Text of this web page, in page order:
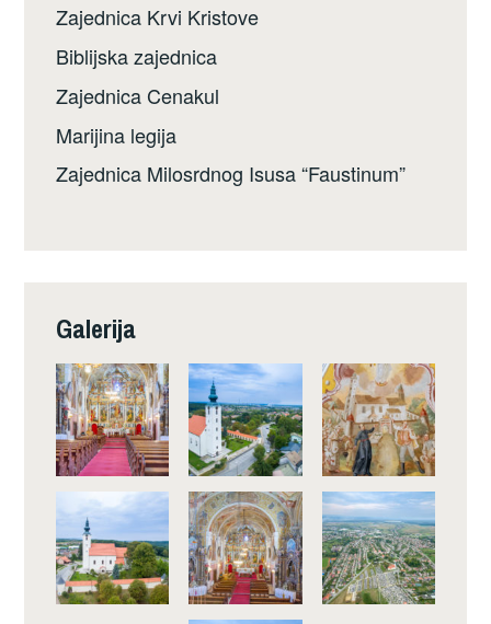
Zajednica Krvi Kristove
Biblijska zajednica
Zajednica Cenakul
Marijina legija
Zajednica Milosrdnog Isusa “Faustinum”
Galerija